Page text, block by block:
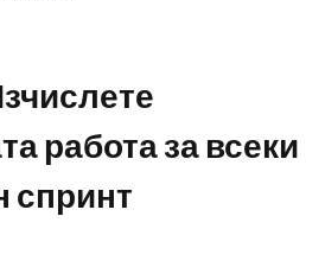
работа за всеки
спринт